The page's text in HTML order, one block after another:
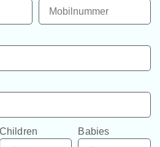
Children Babies